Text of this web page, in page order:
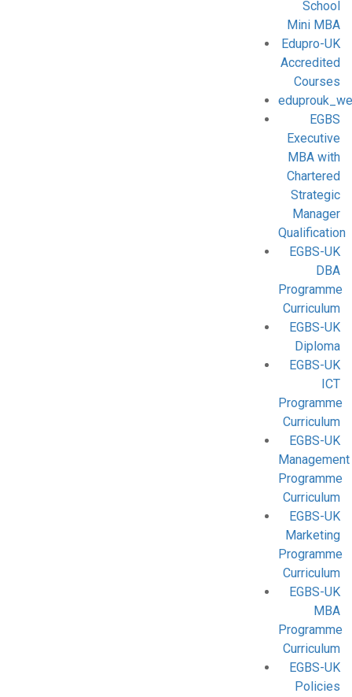
School
Mini MBA
Edupro-UK
Accredited
Courses
EGBS
Executive
MBA with
Chartered
Strategic
Manager
Qualification
EGBS-UK
DBA
Programme
Curriculum
EGBS-UK
Diploma
EGBS-UK
ICT
Programme
Curriculum
EGBS-UK
Management
Programme
Curriculum
EGBS-UK
Marketing
Programme
Curriculum
EGBS-UK
MBA
Programme
Curriculum
EGBS-UK
Policies